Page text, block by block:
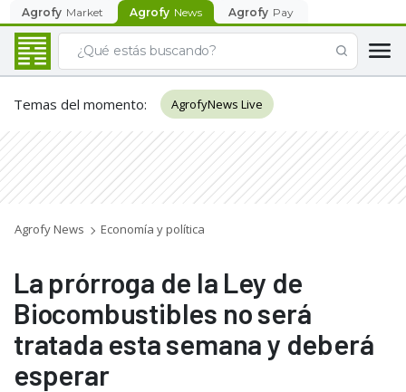
Agrofy Market Agrofy News Agrofy Pay
Temas del momento: AgrofyNews Live
Agrofy News Economía y política
La prórroga de la Ley de
Biocombustibles no será
tratada esta semana y deberá
esperar